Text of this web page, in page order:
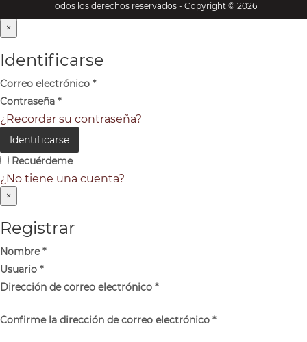
Todos los derechos reservados - Copyright © 2026
×
Identificarse
Correo electrónico *
Contraseña *
¿Recordar su contraseña?
Identificarse
Recuérdeme
¿No tiene una cuenta?
×
Registrar
Nombre*
Usuario *
Dirección de correo electrónico *
Confirme la dirección de correo electrónico *